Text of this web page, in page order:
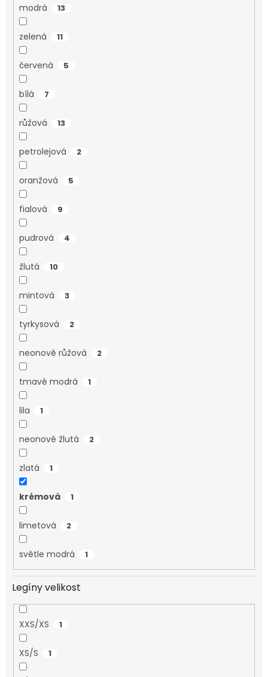
modrá 13
zelená 11
červená 5
bílá 7
růžová 13
petrolejová 2
oranžová 5
fialová 9
pudrová 4
žlutá 10
mintová 3
tyrkysová 2
neonově růžová 2
tmavě modrá 1
lila 1
neonově žlutá 2
zlatá 1
krémová 1
limetová 2
světle modrá 1
Legíny velikost
XXS/XS 1
XS/S 1